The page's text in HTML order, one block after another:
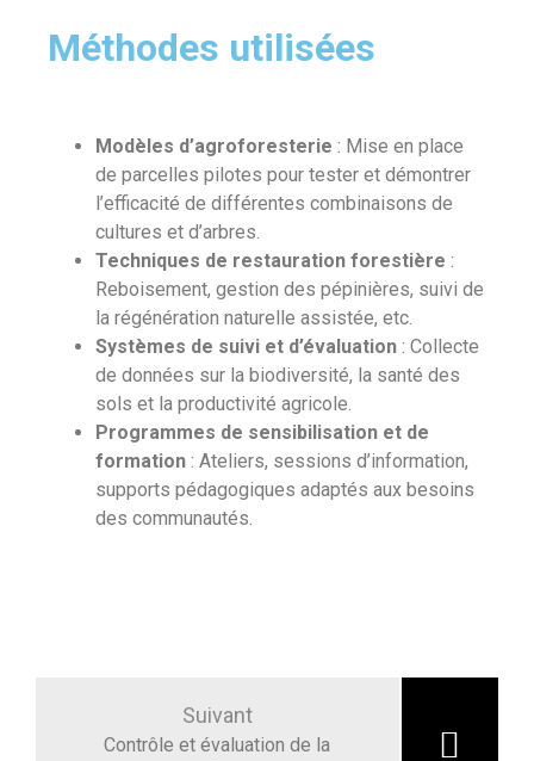
Méthodes utilisées
Modèles d’agroforesterie : Mise en place
de parcelles pilotes pour tester et démontrer
l’efficacité de différentes combinaisons de
cultures et d’arbres.
Techniques de restauration forestière :
Reboisement, gestion des pépinières, suivi de
la régénération naturelle assistée, etc.
Systèmes de suivi et d’évaluation : Collecte
de données sur la biodiversité, la santé des
sols et la productivité agricole.
Programmes de sensibilisation et de
formation : Ateliers, sessions d’information,
supports pédagogiques adaptés aux besoins
des communautés.
Suivant
Contrôle et évaluation de la